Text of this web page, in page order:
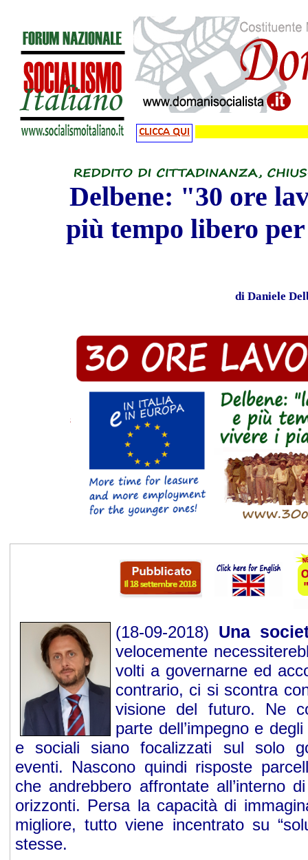
Delbene: "30 ore
più tempo libero
di Daniele
(18-09-2018) Una
velocemente
volti a governarne ed
contrario, ci si scontra
visione del futuro. Ne
parte dell’impegno e
e sociali siano focalizzati sul solo
eventi. Nascono quindi risposte
che andrebbero affrontate all’interno
orizzonti. Persa la capacità di
migliore, tutto viene incentrato su
stesse.